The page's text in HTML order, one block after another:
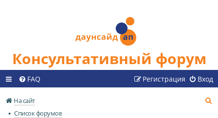
Консультативный форум
FAQ Вход
Регистрация
На сайт
Список форумов